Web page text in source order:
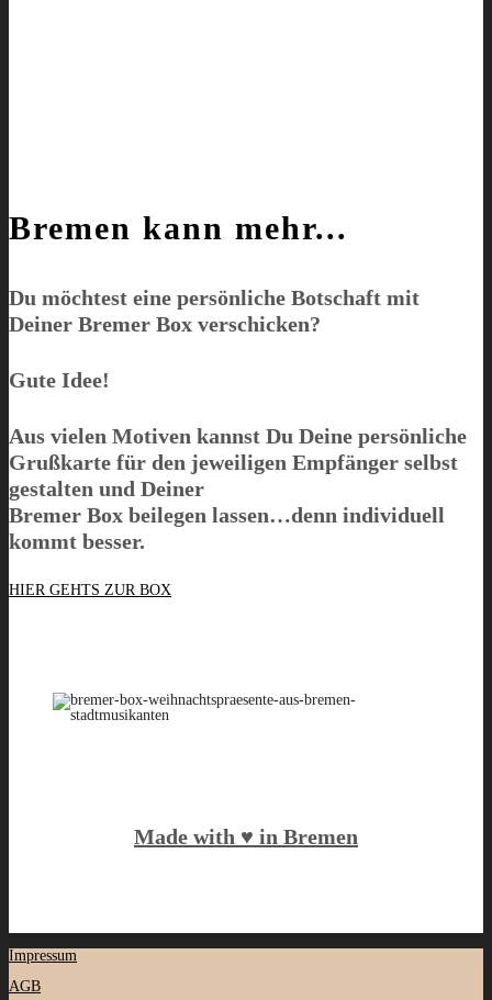
Bremen kann mehr...
Du möchtest eine persönliche Botschaft mit
Deiner Bremer Box verschicken?
Gute Idee!
Aus vielen Motiven kannst Du Deine persönliche
Grußkarte für den jeweiligen Empfänger selbst
gestalten und Deiner
Bremer Box beilegen lassen…denn individuell
kommt besser.
HIER GEHTS ZUR BOX
Made with ♥️ in Bremen
Impressum
AGB